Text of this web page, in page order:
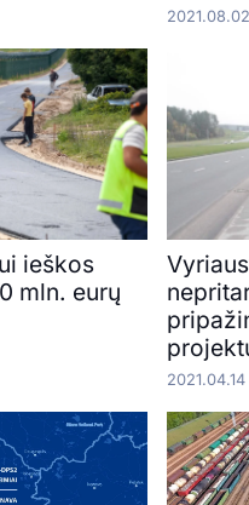
2021.08.02
ieškos
mln. eurų
2021.04.14